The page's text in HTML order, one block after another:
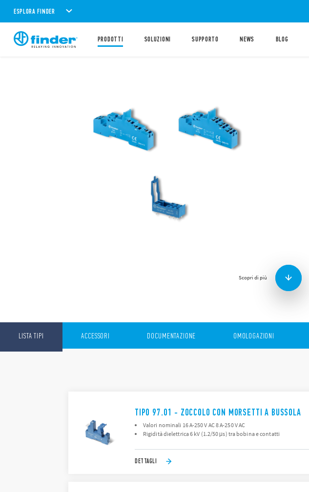
ESPLORA FINDER
PRODOTTI SOLUZIONI SUPPORTO NEWS BLOG
Scopri di più
LISTA TIPI ACCESSORI DOCUMENTAZIONE OMOLOGAZIONI
TIPO 97.01 - ZOCCOLO CON MORSETTI A BUSSOLA
Valori nominali 16 A-250 V AC 8 A-250 V AC
Rigidità dielettrica 6 kV (1.2/50 μs) tra bobina e contatti
DETTAGLI